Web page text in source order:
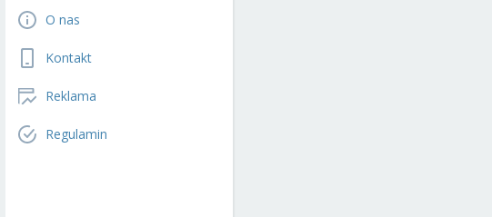
O nas
Kontakt
Reklama
Regulamin